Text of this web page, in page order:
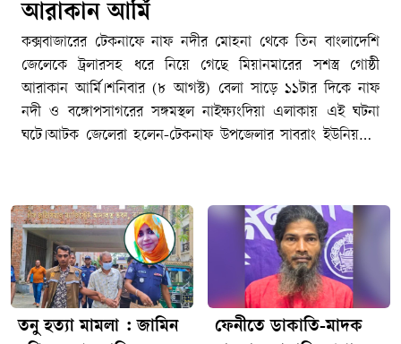
আরাকান আর্মি
কক্সবাজারের টেকনাফে নাফ নদীর মোহনা থেকে তিন বাংলাদেশি
জেলেকে ট্রলারসহ ধরে নিয়ে গেছে মিয়ানমারের সশস্ত্র গোষ্ঠী
আরাকান আর্মি।শনিবার (৮ আগস্ট) বেলা সাড়ে ১১টার দিকে নাফ
নদী ও বঙ্গোপসাগরের সঙ্গমস্থল নাইক্ষ্যংদিয়া এলাকায় এই ঘটনা
ঘটে।আটক জেলেরা হলেন-টেকনাফ উপজেলার সাবরাং ইউনিয়নের
এবং নাম-পরিচয় না জানা এক কিশোর।স্থানীয়রা জানান, সকালে মাছ
ধরার জন্য নাফ নদীতে গেলে আরাকান আর্মির সদস্যরা ওই তিন
জেলেকে ট্রলারসহ আটকে মিয়ানমারের দিকে নিয়ে যায়। স্থানীয়দের
দাবি, এর আগেও একই এলাকা থেকে বিভিন্ন সময়ে আরও ২০
থেকে ২৫ জন জেলেকে ধরে নিয়ে যাওয়ার ঘটনা ঘটেছে।শাহপরীর
দ্বীপ জালিয়াপাড়া নৌঘাট কমিটির সভাপতি আব্দুল গণি বলেন, ‘নাফ
তনু হত্যা মামলা : জামিন
ফেনীতে ডাকাতি-মাদক